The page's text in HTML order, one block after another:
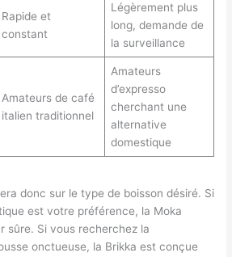
Rapide et
constant
Légèrement plus
long, demande de
la surveillance
Amateurs de café
italien traditionnel
Amateurs
d’expresso
cherchant une
alternative
domestique
donc sur le type de boisson désiré. Si
est votre préférence, la Moka
sûre. Si vous recherchez la
onctueuse, la Brikka est conçue